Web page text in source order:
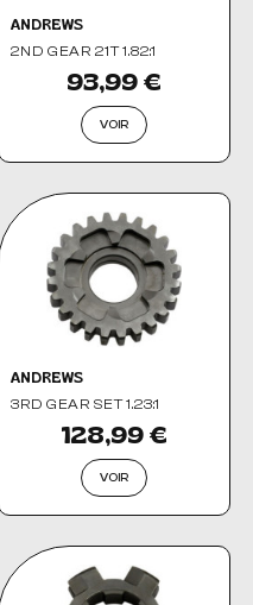
ANDREWS
2ND GEAR 21T 1.82:1
93,99 €
VOIR
ANDREWS
3RD GEAR SET 1.23:1
128,99 €
VOIR